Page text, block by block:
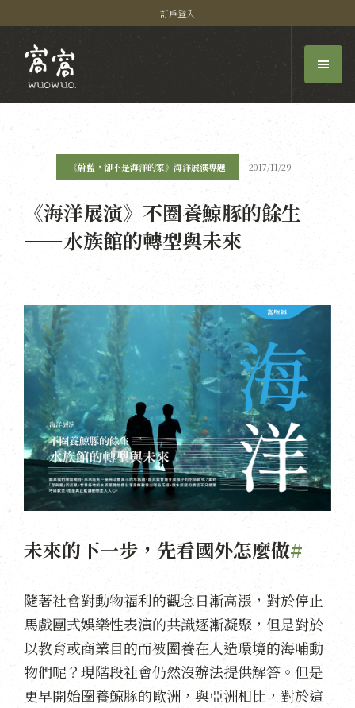
訂戶登入
《蔚藍，卻不是海洋的家》海洋展演專題 2017/11/29
《海洋展演》不圈養鯨豚的餘生
——水族館的轉型與未來
未來的下一步，先看國外怎麼做#
隨著社會對動物福利的觀念日漸高漲，對於停止
馬戲團式娛樂性表演的共識逐漸凝聚，但是對於
以教育或商業目的而被圈養在人造環境的海哺動
物們呢？現階段社會仍然沒辦法提供解答。但是
更早開始圈養鯨豚的歐洲，與亞洲相比，對於這